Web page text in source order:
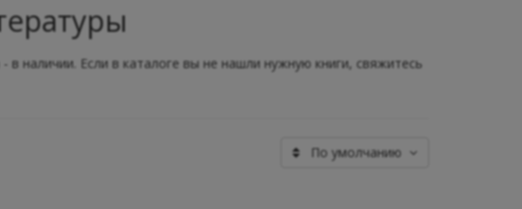
в наличии. Если в каталоге вы не нашли нужную книги, свяжитесь
По умолчанию